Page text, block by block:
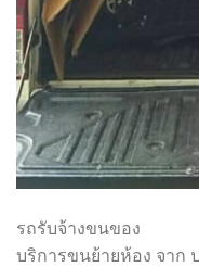
รถรับจ้างขนของ
บริการขนย้ายห้อง จาก